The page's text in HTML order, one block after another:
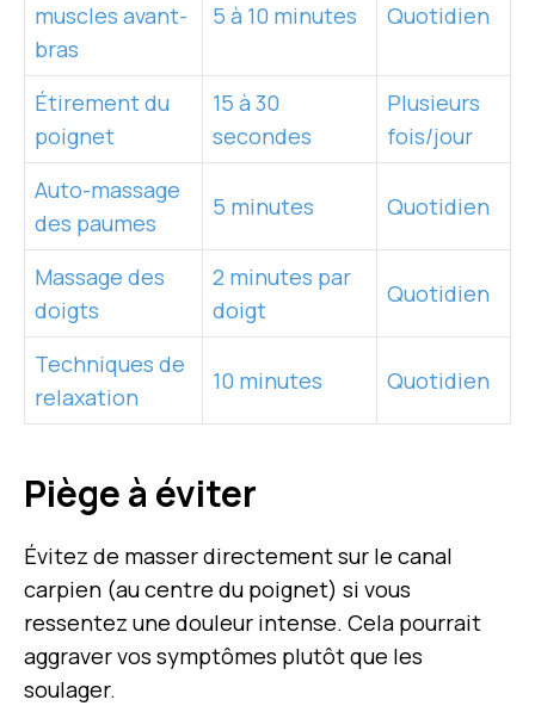
muscles avant-
bras
5 à 10 minutes Quotidien
Étirement du
poignet
15 à 30
secondes
Plusieurs
fois/jour
Auto-massage
des paumes
5 minutes Quotidien
Massage des
doigts
2 minutes par
doigt
Quotidien
Techniques de
relaxation
10 minutes Quotidien
Piège à éviter
Évitez de masser directement sur le canal
carpien (au centre du poignet) si vous
ressentez une douleur intense. Cela pourrait
aggraver vos symptômes plutôt que les
soulager.